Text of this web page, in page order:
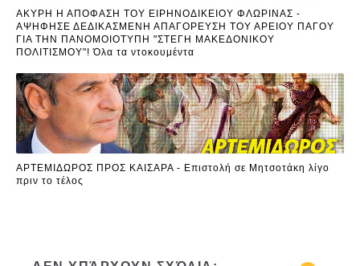
ΑΚΥΡΗ Η ΑΠΟΦΑΣΗ ΤΟΥ ΕΙΡΗΝΟΔΙΚΕΙΟΥ ΦΛΩΡΙΝΑΣ -
ΑΨΗΦΗΣΕ ΔΕΔΙΚΑΣΜΕΝΗ ΑΠΑΓΟΡΕΥΣΗ ΤΟΥ ΑΡΕΙΟΥ ΠΑΓΟΥ
ΓΙΑ ΤΗΝ ΠΑΝΟΜΟΙΟΤΥΠΗ "ΣΤΕΓΗ ΜΑΚΕΔΟΝΙΚΟΥ
ΠΟΛΙΤΙΣΜΟΥ"! Όλα τα ντοκουμέντα
ΑΡΤΕΜΙΔΩΡΟΣ ΠΡΟΣ ΚΑΙΣΑΡΑ - Επιστολή σε Μητσοτάκη λίγο
πριν το τέλος